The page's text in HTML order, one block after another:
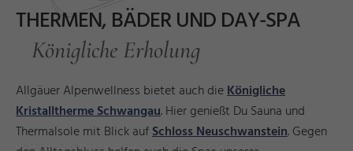
THERMEN, BÄDER UND DAY-SPA
Königliche Erholung
Allgäuer Alpenwellness bietet auch dieKönigliche
Kristalltherme Schwangau. Hier genießt Du Sauna und
Thermalsole mit Blick aufSchloss Neuschwanstein. Gegen